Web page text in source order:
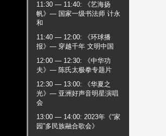
11:30 — 11:40:
《艺海扬
帆》— 国家一级书法师 计永
和
11:40 — 12:00:
《环球播
报》— 穿越千年 文明中国
12:00 — 12:30:
《中华功
夫》— 陈氏太极拳专题片
12:30 — 13:00:
《华夏之
光》— 亚洲好声音明星演唱
会
13:00 — 14:00:2023年《“家
园”多民族融合歌会》